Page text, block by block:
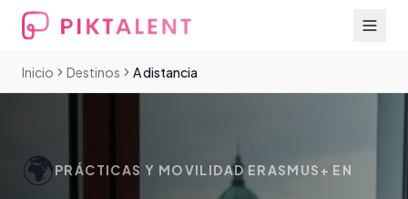
Inicio Destinos A distancia
🌍PRÁCTICAS Y MOVILIDAD ERASMUS+ EN